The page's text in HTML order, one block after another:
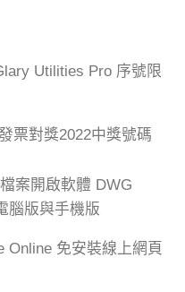
Utilities Pro 序號限
票對獎2022中獎號碼
案開啟軟體 DWG
腦版與手機版
Online 免安裝線上網頁